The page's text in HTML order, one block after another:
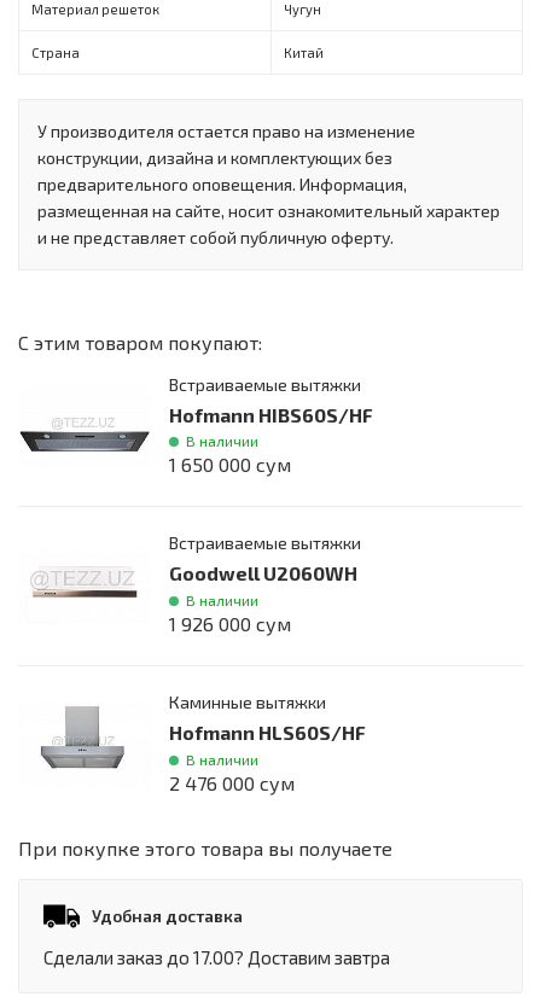
Материал решеток Чугун
Страна Китай
У производителя остается право на изменение
конструкции, дизайна и комплектующих без
предварительного оповещения. Информация,
размещенная на сайте, носит ознакомительный характер
и не представляет собой публичную оферту.
С этим товаром покупают:
Встраиваемые вытяжки
Hofmann HIBS60S/HF
В наличии
1 650 000 сум
Встраиваемые вытяжки
Goodwell U2060WH
В наличии
1 926 000 сум
Каминные вытяжки
Hofmann HLS60S/HF
В наличии
2 476 000 сум
При покупке этого товара вы получаете
Удобная доставка
Сделали заказ до 17.00? Доставим завтра